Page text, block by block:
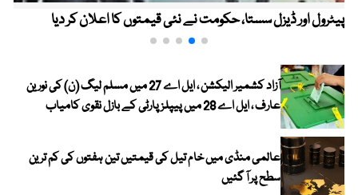
پیٹرول اور ڈیزل سستا، حکومت نے نئی قیمتوں کا اعلان کر دیا
آزاد کشمیر الیکشن ، ایل اے 27 میں مسلم لیگ (ن) کی نورین
عارف ، ایل اے 28 میں پیپلز پارٹی کے بازل نقوی کامیاب
عالمی منڈی میں خام تیل کی قیمتیں تین ہفتوں کی کم ترین
سطح پر آ گئیں